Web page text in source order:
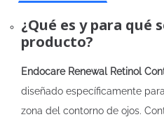
¿Qué es y para qué
producto?
Endocare Renewal Retinol
diseñado específicamente
zona del contorno de ojos.